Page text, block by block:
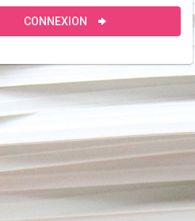
CONNEXION